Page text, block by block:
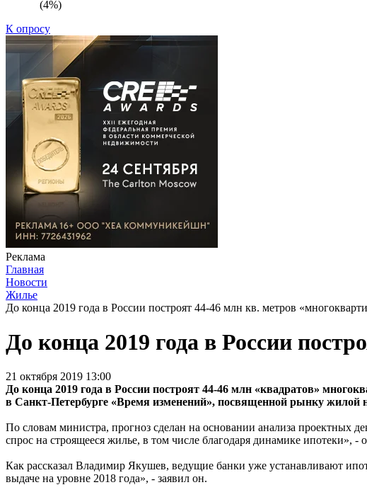
(4%)
К опросу
Реклама
Главная
Новости
Жилье
До конца 2019 года в России построят 44-46 млн кв. метров
До конца 2019 года в России
21 октября 2019 13:00
До конца 2019 года в России построят 44-46 млн «квадратов»
в Санкт-Петербурге «Время изменений», посвященной рынку жилой
По словам министра, прогноз сделан на основании анализа
спрос на строящееся жилье, в том числе благодаря динамике ипотеки», -
Как рассказал Владимир Якушев, ведущие банки уже устанавливают
выдаче на уровне 2018 года», - заявил он.